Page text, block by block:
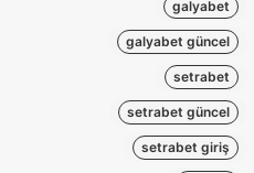
galyabet
galyabet güncel
setrabet
setrabet güncel
setrabet giriş